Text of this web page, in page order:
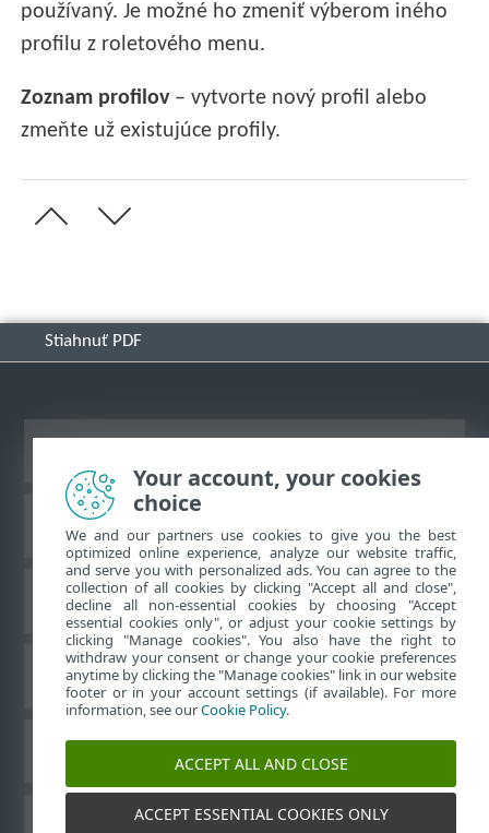
používaný. Je možné ho zmeniť výberom iného
profilu z roletového menu.
Zoznam profilov– vytvorte nový profil alebo
zmeňte už existujúce profily.
Stiahnuť PDF
Databáza znalostí ESET
ESET Fórum
Technická podpora
Používateľské príručky ESET
Your account, your cookies
choice
We and our partners use cookies to give you the best
optimized online experience, analyze our website traffic,
and serve you with personalized ads. You can agree to the
collection of all cookies by clicking "Accept all and close",
decline all non-essential cookies by choosing "Accept
essential cookies only", or adjust your cookie settings by
clicking "Manage cookies". You also have the right to
withdraw your consent or change your cookie preferences
anytime by clicking the "Manage cookies" link in our website
footer or in your account settings (if available). For more
information, see ourCookie Policy.
ACCEPT ALL AND CLOSE
ACCEPT ESSENTIAL COOKIES ONLY